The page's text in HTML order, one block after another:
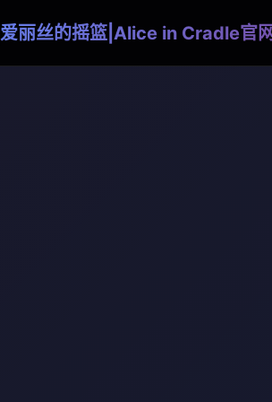
爱丽丝的摇篮|Alice in Cradle官